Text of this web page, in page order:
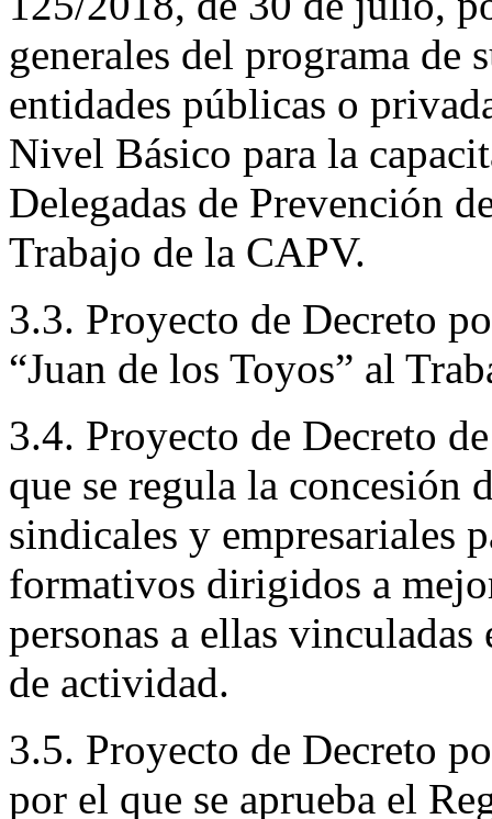
generales del programa de
entidades públicas o
Nivel Básico para la
Delegadas de Prevención
Trabajo de la CAPV.
3.3. Proyecto de Decreto
“Juan de los Toyos” al
3.4. Proyecto de Decreto
que se regula la concesión
sindicales y empresariales
formativos dirigidos a
personas a ellas
de actividad.
3.5. Proyecto de Decreto
por el que se aprueba el